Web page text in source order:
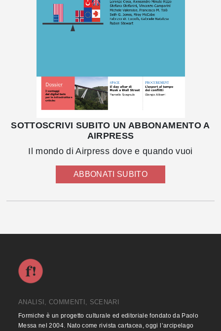
SOTTOSCRIVI SUBITO UN ABBONAMENTO A
AIRPRESS
Il mondo di Airpress dove e quando vuoi
ABBONATI SUBITO
ANALISI, COMMENTI, SCENARI
Formiche è un progetto culturale ed editoriale fondato da Paolo
Messa nel 2004. Nato come rivista cartacea, oggi l’arcipelago